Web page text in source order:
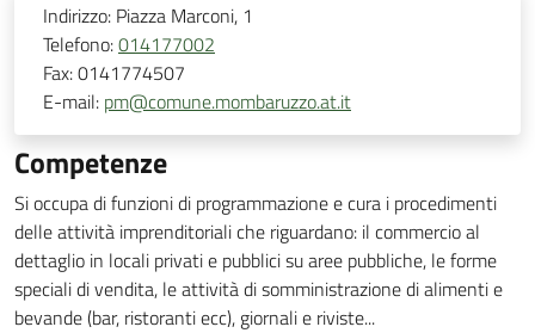
Indirizzo: Piazza Marconi, 1
Telefono:014177002
Fax:0141774507
E-mail: pm@comune.mombaruzzo.at.it
Competenze
Si occupa di funzioni di programmazione e cura i procedimenti
delle attività imprenditoriali che riguardano: il commercio al
dettaglio in locali privati e pubblici su aree pubbliche, le forme
speciali di vendita, le attività di somministrazione di alimenti e
bevande (bar, ristoranti ecc), giornali e riviste...